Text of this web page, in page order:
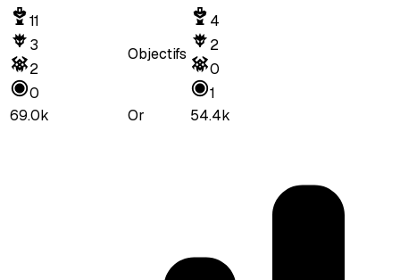
11
3
2
0
Objectifs
4
2
0
1
69.0k
Or 54.4k